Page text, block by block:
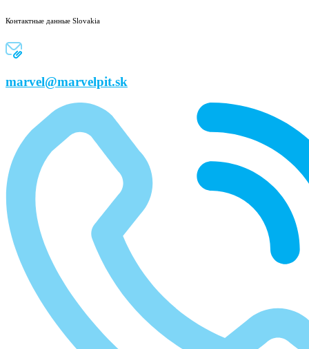
Контактные данные Slovakia
marvel@marvelpit.sk